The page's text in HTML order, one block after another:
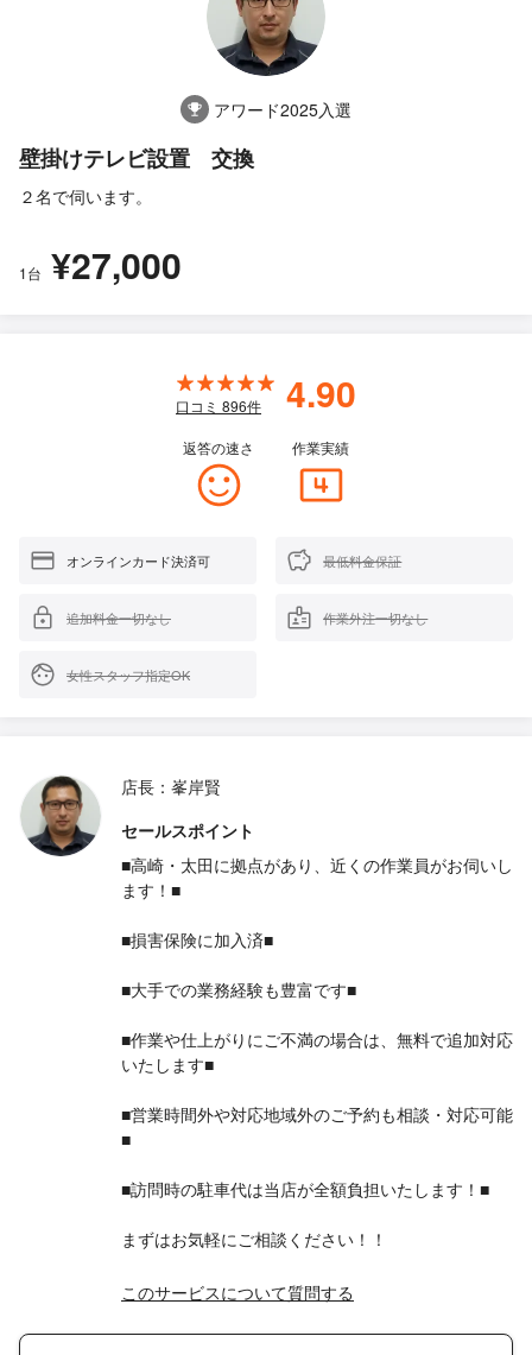
アワード2025入選
壁掛けテレビ設置 交換
２名で伺います。
1台 ¥27,000
口コミ 896件 4.90
返答の速さ 作業実績
オンラインカード決済可 最低料金保証
追加料金一切なし 作業外注一切なし
女性スタッフ指定OK
店長：峯岸賢
セールスポイント
■高崎・太田に拠点があり、近くの作業員がお伺いし
ます！■
■損害保険に加入済■
■大手での業務経験も豊富です■
■作業や仕上がりにご不満の場合は、無料で追加対応
いたします■
■営業時間外や対応地域外のご予約も相談・対応可能
■
■訪問時の駐車代は当店が全額負担いたします！■
まずはお気軽にご相談ください！！
このサービスについて質問する